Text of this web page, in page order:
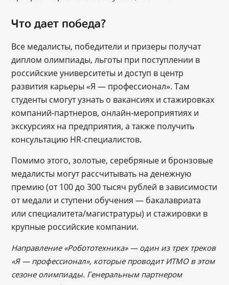
Что дает победа?
Все медалисты, победители и призеры получат
диплом олимпиады, льготы при поступлении в
российские университеты и доступ в центр
развития карьеры «Я — профессионал». Там
студенты смогут узнать о вакансиях и стажировках
компаний-партнеров, онлайн-мероприятиях и
экскурсиях на предприятия, а также получить
консультацию HR-специалистов.
Помимо этого, золотые, серебряные и бронзовые
медалисты могут рассчитывать на денежную
премию (от 100 до 300 тысяч рублей в зависимости
от медали и ступени обучения — бакалавриата
или специалитета/магистратуры) и стажировки в
крупные российские компании.
Направление «Робототехника» — один из трех треков
«Я ― профессионал», которые проводит ИТМО в этом
сезоне олимпиады. Генеральным партнером